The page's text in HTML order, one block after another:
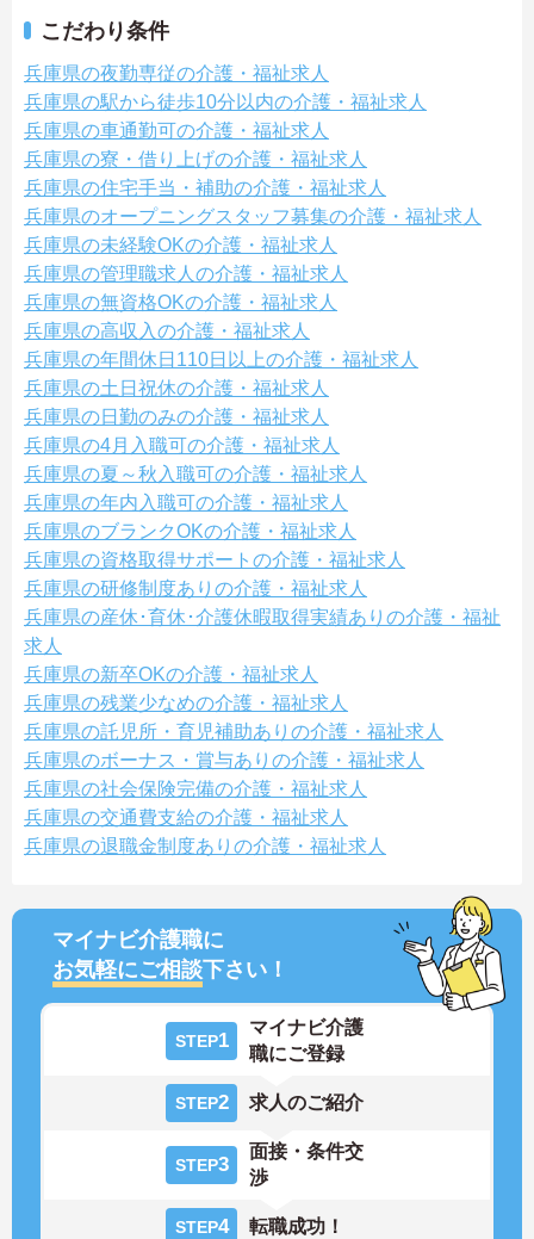
こだわり条件
兵庫県の夜勤専従の介護・福祉求人
兵庫県の駅から徒歩10分以内の介護・福祉求人
兵庫県の車通勤可の介護・福祉求人
兵庫県の寮・借り上げの介護・福祉求人
兵庫県の住宅手当・補助の介護・福祉求人
兵庫県のオープニングスタッフ募集の介護・福祉求人
兵庫県の未経験OKの介護・福祉求人
兵庫県の管理職求人の介護・福祉求人
兵庫県の無資格OKの介護・福祉求人
兵庫県の高収入の介護・福祉求人
兵庫県の年間休日110日以上の介護・福祉求人
兵庫県の土日祝休の介護・福祉求人
兵庫県の日勤のみの介護・福祉求人
兵庫県の4月入職可の介護・福祉求人
兵庫県の夏～秋入職可の介護・福祉求人
兵庫県の年内入職可の介護・福祉求人
兵庫県のブランクOKの介護・福祉求人
兵庫県の資格取得サポートの介護・福祉求人
兵庫県の研修制度ありの介護・福祉求人
兵庫県の産休･育休･介護休暇取得実績ありの介護・福祉
求人
兵庫県の新卒OKの介護・福祉求人
兵庫県の残業少なめの介護・福祉求人
兵庫県の託児所・育児補助ありの介護・福祉求人
兵庫県のボーナス・賞与ありの介護・福祉求人
兵庫県の社会保険完備の介護・福祉求人
兵庫県の交通費支給の介護・福祉求人
兵庫県の退職金制度ありの介護・福祉求人
マイナビ介護職に
お気軽にご相談下さい！
STEP1
マイナビ介護
職にご登録
STEP2 求人のご紹介
STEP3
面接・条件交
渉
STEP4 転職成功！